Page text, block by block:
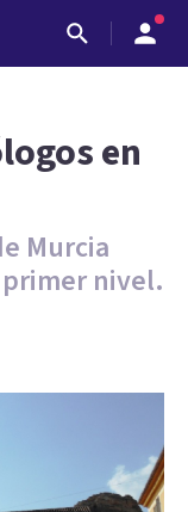
en
Murcia
nivel.